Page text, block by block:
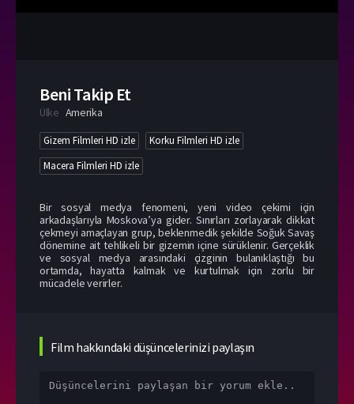
Beni Takip Et
Ülke Amerika
Gizem Filmleri HD izle
Korku Filmleri HD izle
Macera Filmleri HD izle
Bir sosyal medya fenomeni, yeni video çekimi için
arkadaşlarıyla Moskova’ya gider. Sınırları zorlayarak dikkat
çekmeyi amaçlayan grup, beklenmedik şekilde Soğuk Savaş
dönemine ait tehlikeli bir gizemin içine sürüklenir. Gerçeklik
ve sosyal medya arasındaki çizginin bulanıklaştığı bu
ortamda, hayatta kalmak ve kurtulmak için zorlu bir
mücadele verirler.
Film hakkındaki düşüncelerinizi paylaşın